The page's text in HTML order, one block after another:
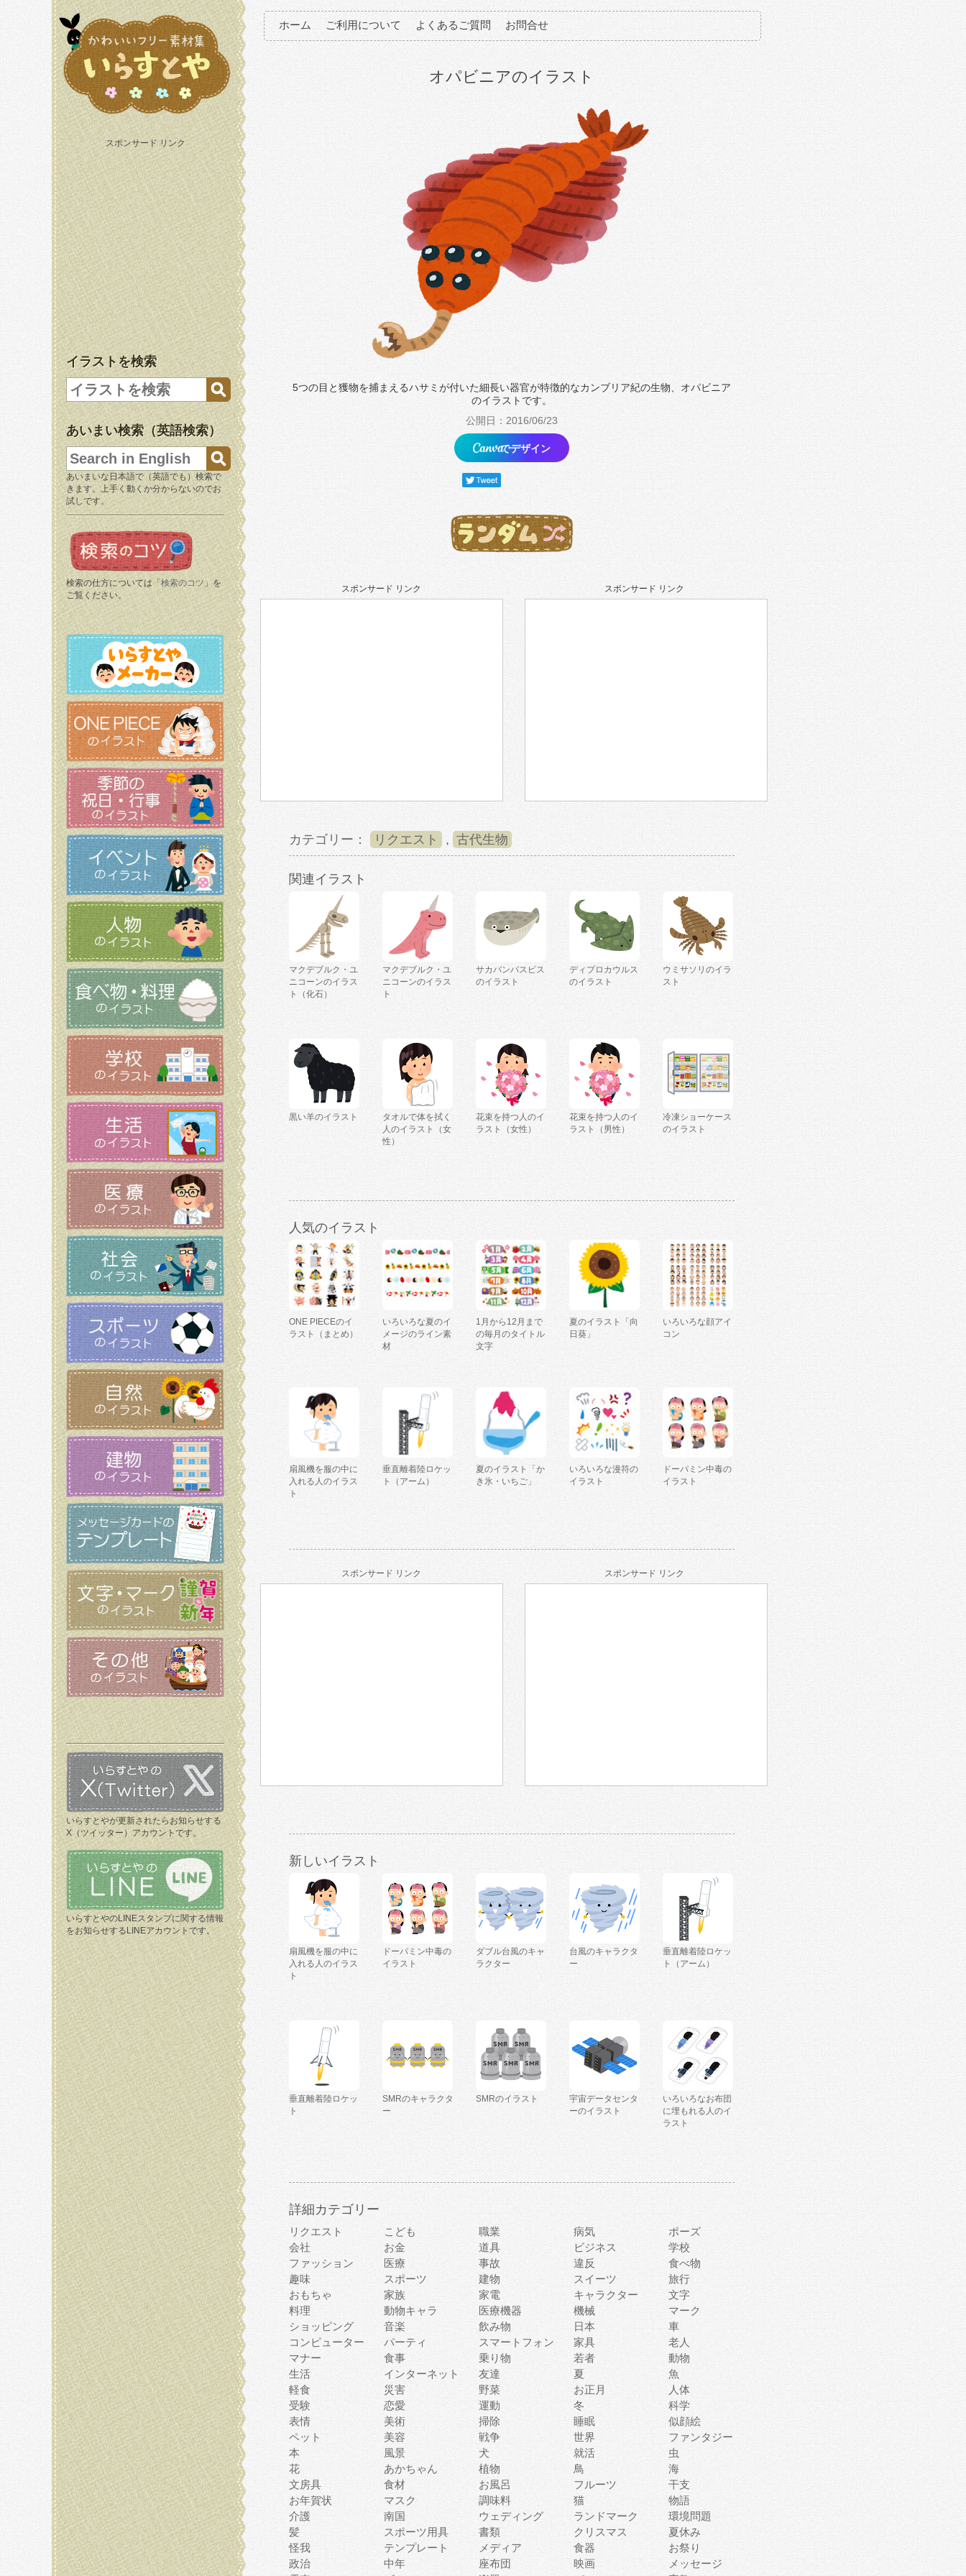
スポンサード リンク
イラストを検索
あいまい検索（英語検索）
あいまいな日本語で（英語でも）検索で
きます。上手く動くか分からないのでお
試しです。
検索の仕方については「 検索のコツ 」を
ご覧ください。
いらすとやが更新されたらお知らせする
X（ツイッター）アカウントです。
いらすとやのLINEスタンプに関する情報
をお知らせするLINEアカウントです。
ホーム ご利用について よくあるご質問 お問合せ
オパビニアのイラスト
5つの目と獲物を捕まえるハサミが付いた細長い器官が特徴的なカンブリア紀の生物、オパビニア
のイラストです。
公開日：2016/06/23
でデザイン
スポンサード リンク スポンサード リンク
カテゴリー： リクエスト , 古代生物
関連イラスト
マクデブルク・ユ
ニコーンのイラス
ト（化石）
マクデブルク・ユ
ニコーンのイラス
ト
サカバンバスピス
のイラスト
ディプロカウルス
のイラスト
ウミサソリのイラ
スト
黒い羊のイラスト
タオルで体を拭く
人のイラスト（女
性）
花束を持つ人のイ
ラスト（女性）
花束を持つ人のイ
ラスト（男性）
冷凍ショーケース
のイラスト
人気のイラスト
ONE PIECEのイ
ラスト（まとめ）
いろいろな夏のイ
メージのライン素
材
1月から12月まで
の毎月のタイトル
文字
夏のイラスト「向
日葵」
いろいろな顔アイ
コン
扇風機を服の中に
入れる人のイラス
ト
垂直離着陸ロケッ
ト（アーム）
夏のイラスト「か
き氷・いちご」
いろいろな漫符の
イラスト
ドーパミン中毒の
イラスト
スポンサード リンク スポンサード リンク
新しいイラスト
扇風機を服の中に
入れる人のイラス
ト
ドーパミン中毒の
イラスト
ダブル台風のキャ
ラクター
台風のキャラクタ
ー
垂直離着陸ロケッ
ト（アーム）
垂直離着陸ロケッ
ト
SMRのキャラクタ
ー
SMRのイラスト
宇宙データセンタ
ーのイラスト
いろいろなお布団
に埋もれる人のイ
ラスト
詳細カテゴリー
リクエスト こども 職業 病気
ポーズ
会社
お金 道具 ビジネス
学校
ファッション
医療 事故 違反
食べ物
趣味
スポーツ 建物 スイーツ
旅行
おもちゃ
家族 家電 キャラクター
文字
料理
動物キャラ 医療機器 機械
マーク
ショッピング
音楽 飲み物 日本
車
コンピューター
パーティ スマートフォン 家具
老人
マナー
食事 乗り物 若者
動物
生活
インターネット 友達 夏
魚
軽食
災害 野菜 お正月
人体
受験
恋愛 運動 冬
科学
表情
美術 掃除 睡眠
似顔絵
ペット
美容 戦争 世界
ファンタジー
本
風景 犬 就活
虫
花
あかちゃん 植物 鳥
海
文房具
食材 お風呂 フルーツ
干支
お年賀状
マスク 調味料 猫
物語
介護
南国 ウェディング ランドマーク
環境問題
髪
スポーツ用具 書類 クリスマス
夏休み
怪我
テンプレート メディア 食器
お祭り
政治
中年 座布団 映画
メッセージ